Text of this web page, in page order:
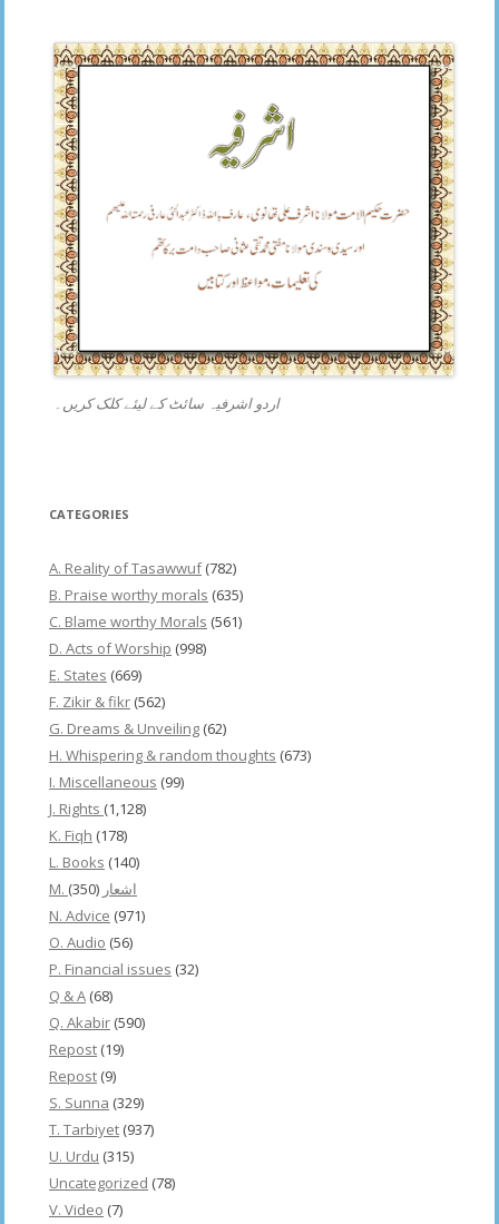
اردو اشرفیہ سائٹ کے لیئے کلک کریں۔
CATEGORIES
A. Reality of Tasawwuf(782)
B. Praise worthy morals (635)
C. Blame worthy Morals (561)
D. Acts of Worship (998)
E. States (669)
F. Zikir & fikr (562)
G. Dreams & Unveiling (62)
H. Whispering & random thoughts (673)
I. Miscellaneous (99)
J. Rights (1,128)
K. Fiqh (178)
L. Books (140)
M. اشعار (350)
N. Advice (971)
O. Audio (56)
P. Financial issues (32)
Q & A (68)
Q. Akabir (590)
Repost (19)
Repost (9)
S. Sunna (329)
T. Tarbiyet (937)
U. Urdu (315)
Uncategorized (78)
V. Video (7)